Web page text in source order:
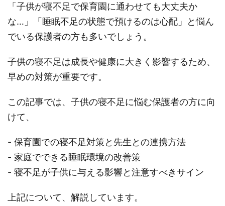
「子供が寝不足で保育園に通わせても大丈夫か
な…」「睡眠不足の状態で預けるのは心配」と悩ん
でいる保護者の方も多いでしょう。
子供の寝不足は成長や健康に大きく影響するため、
早めの対策が重要です。
この記事では、子供の寝不足に悩む保護者の方に向
けて、
- 保育園での寝不足対策と先生との連携方法
- 家庭でできる睡眠環境の改善策
- 寝不足が子供に与える影響と注意すべきサイン
上記について、解説しています。